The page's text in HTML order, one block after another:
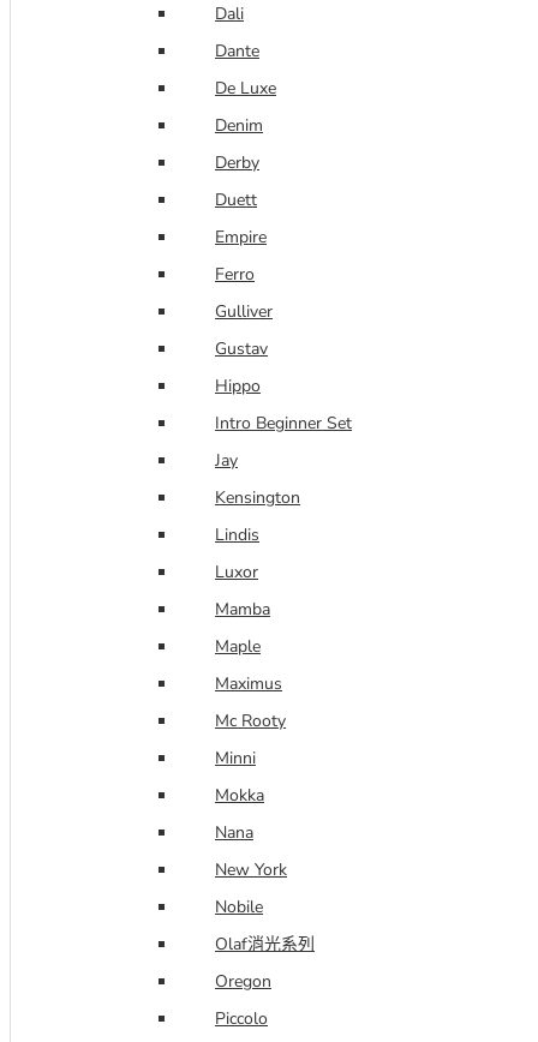
Dali
Dante
De Luxe
Denim
Derby
Duett
Empire
Ferro
Gulliver
Gustav
Hippo
Intro Beginner Set
Jay
Kensington
Lindis
Luxor
Mamba
Maple
Maximus
Mc Rooty
Minni
Mokka
Nana
New York
Nobile
Olaf消光系列
Oregon
Piccolo